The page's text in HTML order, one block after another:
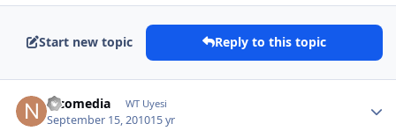
Start new topic Reply to this topic
nicomedia WT Uyesi
September 15, 201015 yr